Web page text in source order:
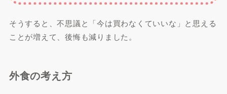
そうすると、不思議と「今は買わなくていいな」と思える
ことが増えて、後悔も減りました。
外食の考え方